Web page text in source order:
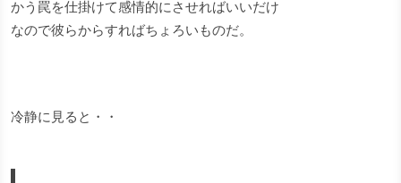
かう罠を仕掛けて感情的にさせればいいだけ
なので彼らからすればちょろいものだ。
冷静に見ると・・